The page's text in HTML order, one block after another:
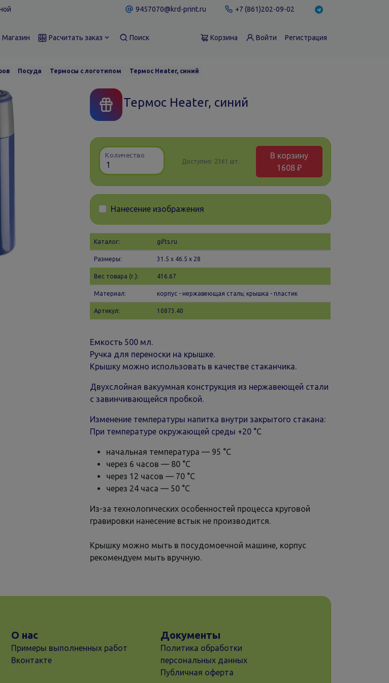
9457070@krd-print.ru +7 (861)202-09-02
Магазин Расчитать заказ Поиск Корзина Войти Регистрация
Посуда Термосы с логотипом Термос Heater, синий
Термос Heater, синий
Количество
Доступно: 2361 шт.
В корзину
1608 ₽
Нанесение изображения
Каталог: gifts.ru
Размеры: 31.5 х 46.5 x 28
Вес товара (г.): 416.67
Материал: корпус - нержавеющая сталь; крышка - пластик
Артикул: 10873.40
Емкость 500 мл.
Ручка для переноски на крышке.
Крышку можно использовать в качестве стаканчика.
Двухслойная вакуумная конструкция из нержавеющей стали
с завинчивающейся пробкой.
Изменение температуры напитка внутри закрытого стакана:
При температуре окружающей среды +20 °С
начальная температура — 95 °С
через 6 часов — 80 °С
через 12 часов — 70 °С
через 24 часа — 50 °С
Из-за технологических особенностей процесса круговой
гравировки нанесение встык не производится.
Крышку можно мыть в посудомоечной машине, корпус
рекомендуем мыть вручную.
О нас
Примеры выполненных работ
Вконтакте
Документы
Политика обработки
персональных данных
Публичная оферта